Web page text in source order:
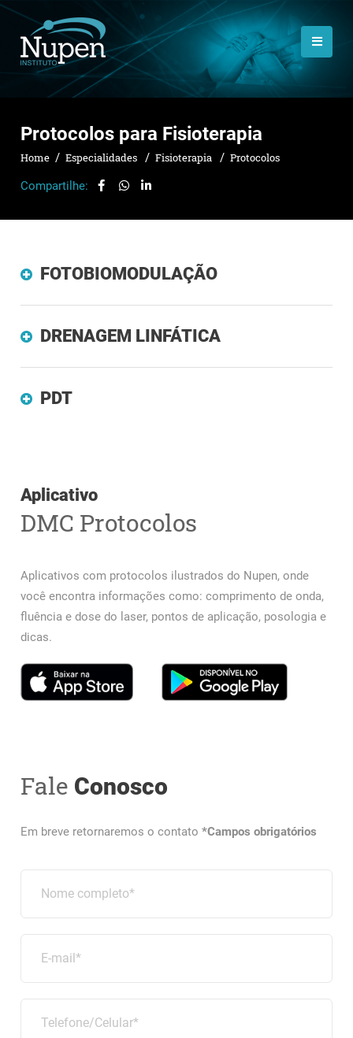
Protocolos para Fisioterapia
Home Especialidades Fisioterapia
Protocolos
Compartilhe:
FOTOBIOMODULAÇÃO
DRENAGEM LINFÁTICA
PDT
Aplicativo
DMC Protocolos
Aplicativos com protocolos ilustrados do Nupen, onde
você encontra informações como: comprimento de onda,
fluência e dose do laser, pontos de aplicação, posologia e
dicas.
Fale Conosco
Em breve retornaremos o contato *Campos obrigatórios
Nome completo*
E-mail*
Telefone/Celular*